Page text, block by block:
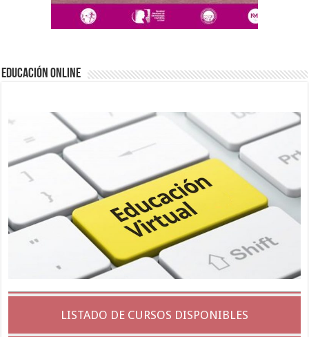
EDUCACIÓN ONLINE
LISTADO DE CURSOS DISPONIBLES